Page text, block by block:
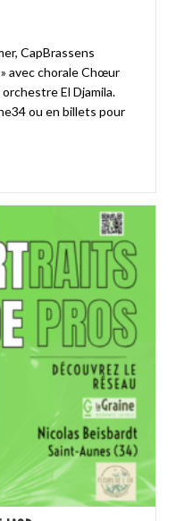
CapBrassens
avec chorale Chœur
El Djamila.
ou en billets pour